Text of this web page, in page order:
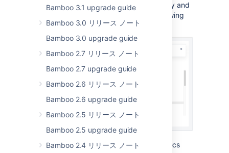
Bamboo 3.1 upgrade guide
Bamboo 3.0 リリース ノート
Bamboo 3.0 upgrade guide
Bamboo 2.7 リリース ノート
Bamboo 2.7 upgrade guide
Bamboo 2.6 リリース ノート
Bamboo 2.6 upgrade guide
Bamboo 2.5 リリース ノート
Bamboo 2.5 upgrade guide
Bamboo 2.4 リリース ノート
configuration against a specific repository and
it’ll also check for any syntax errors following
the Bamboo YAML Specs format.
Learn moreabout the Bamboo YAML Specs